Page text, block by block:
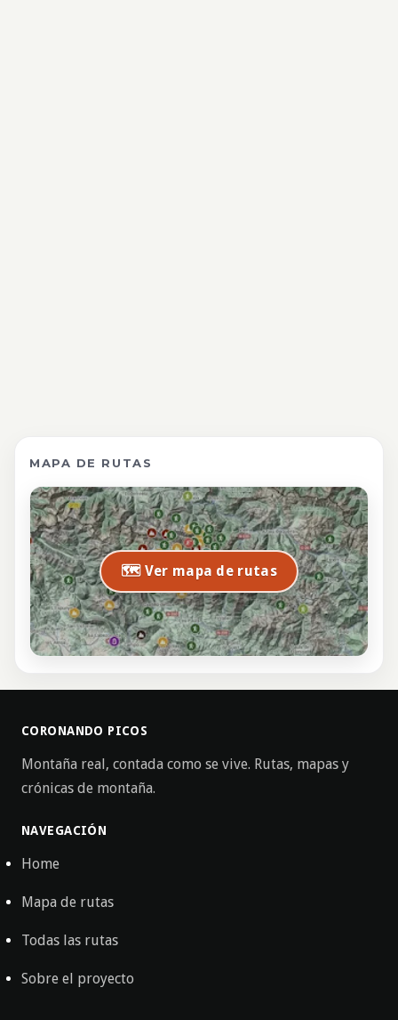
MAPA DE RUTAS
🗺️ Ver mapa de rutas
CORONANDO PICOS
Montaña real, contada como se vive. Rutas, mapas y
crónicas de montaña.
NAVEGACIÓN
Home
Mapa de rutas
Todas las rutas
Sobre el proyecto